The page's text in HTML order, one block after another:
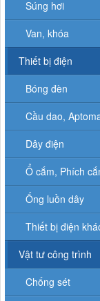
Súng hơi
Van, khóa
Thiết bị điện
Bóng đèn
Cầu dao,
Dây điện
Ổ cắm, Phích
Ống luồn dây
Thiết bị điện
Vật tư công trình
Chống sét